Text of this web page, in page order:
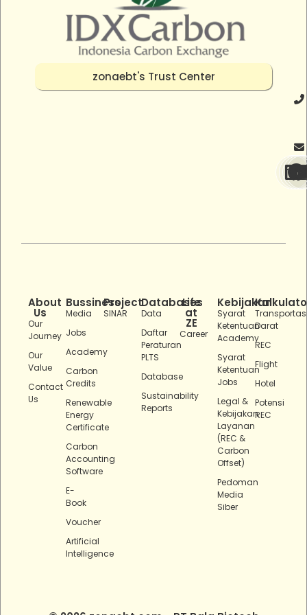
zonaebt's Trust Center
About
Us
Our
Journey
Our
Value
Contact
Us
Bussiness
Media
Jobs
Academy
Carbon
Credits
Renewable
Energy
Certificate
Carbon
Accounting
Software
E-
Book
Voucher
Artificial
Intelligence
Project
SINAR
Databases
Data
Daftar
Peraturan
PLTS
Database
Sustainability
Reports
Life
at
ZE
Career
Kebijakan
Syarat
Ketentuan
Academy
Syarat
Ketentuan
Jobs
Legal &
Kebijakan
Layanan
(REC &
Carbon
Offset)
Pedoman
Media
Siber
Darat
REC
Flight
Hotel
Potensi
REC